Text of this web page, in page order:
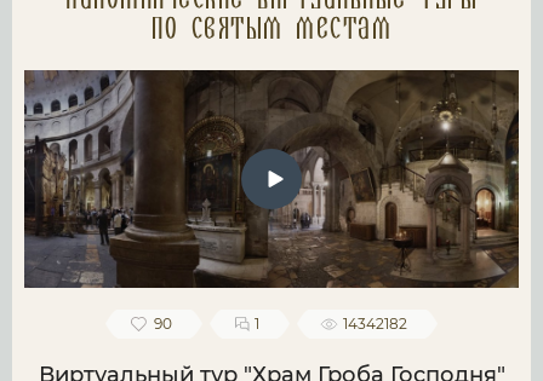
по святым местам
90 1 14342182
Виртуальный тур "Храм Гроба Господня"